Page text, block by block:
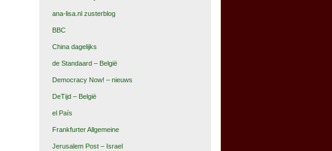
ana-lisa.nl zusterblog
BBC
China dagelijks
de Standaard – België
Democracy Now! – nieuws
DeTijd – België
el País
Frankfurter Allgemeine
Jerusalem Post – Israel